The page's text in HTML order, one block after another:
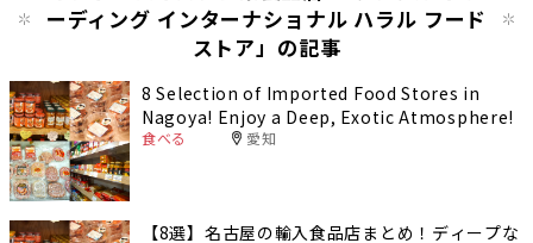
ーディング インターナショナル ハラル フード
ストア」の記事
8 Selection of Imported Food Stores in
Nagoya! Enjoy a Deep, Exotic Atmosphere!
食べる 愛知
【8選】名古屋の輸入食品店まとめ！ディープな